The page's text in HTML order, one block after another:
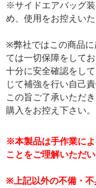
※サイドエアバッグ
め、使用をお控えい
※弊社ではこの商品に
ては一切保障をしてお
十分に安全確認をし
じて補強を行い自己
この旨ご了承いただ
購入をお控え下さい。
※本製品は手作業に
ことをご理解いただ
※上記以外の不備・不